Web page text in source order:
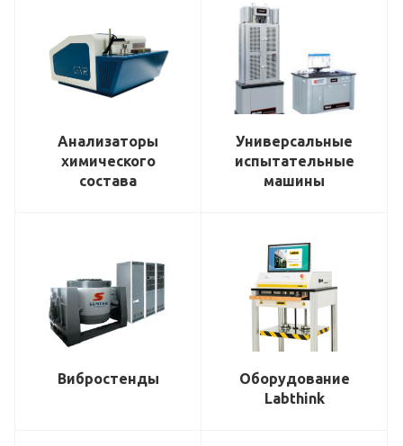
Анализаторы
химического
состава
Универсальные
испытательные
машины
Вибростенды
Оборудование
Labthink